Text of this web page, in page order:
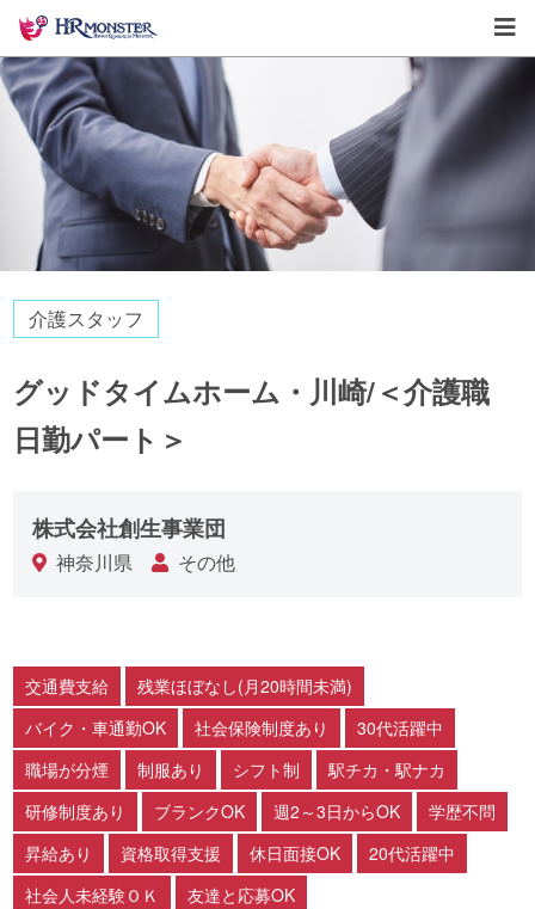
介護スタッフ
グッドタイムホーム・川崎/＜介護職
日勤パート＞
株式会社創生事業団
神奈川県 その他
交通費支給
残業ほぼなし(月20時間未満)
バイク・車通勤OK
社会保険制度あり
30代活躍中
職場が分煙
制服あり シフト制
駅チカ・駅ナカ
研修制度あり
ブランクOK 週2～3日からOK
学歴不問
昇給あり
資格取得支援 休日面接OK
20代活躍中
社会人未経験ＯＫ
友達と応募OK